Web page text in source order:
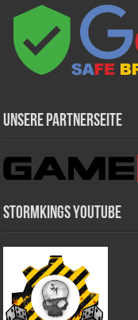
Unsere Partnerseite
Stormkings Youtube